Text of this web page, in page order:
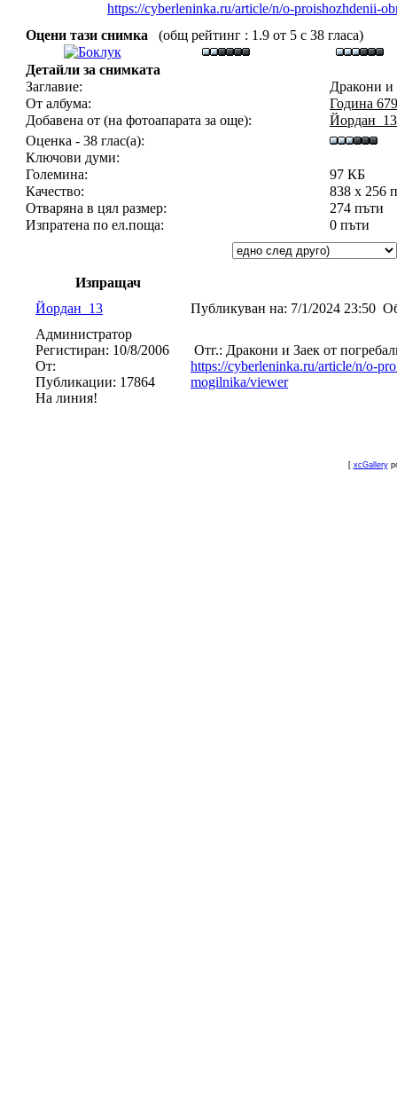
https://cyberleninka.ru/article/n/o-proishozhdenii-
Оцени тази снимка
(общ рейтинг : 1.9 от 5 с 38 гласа)
Детайли за снимката
Заглавие:
Дракони и
От албума:
Година
Добавена от (на фотоапарата за още):
Йордан_13
Оценка - 38 глас(а):
Ключови думи:
Големина:
97 КБ
Качество:
838 x 256
Отваряна в цял размер:
274 пъти
Изпратена по ел.поща:
0 пъти
Изпращач
Йордан_13
Публикуван на: 7/1/2024 23:50
Администратор
Регистиран: 10/8/2006
От:
Публикации: 17864
На линия!
Отг.: Дракони и Заек от
https://cyberleninka.ru/article/n/o-
mogilnika/viewer
[ xcGallery